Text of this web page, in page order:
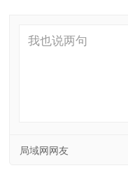
局域网网友